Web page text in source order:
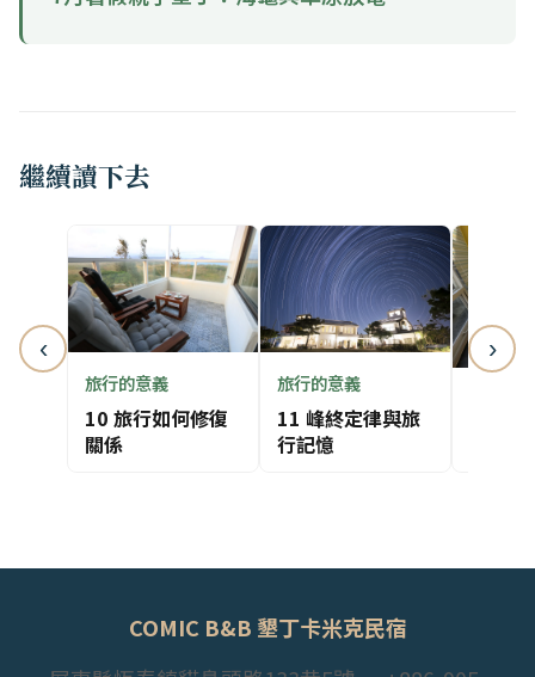
繼續讀下去
‹
旅行的意義
10 旅行如何修復
關係
旅行的意義
11 峰終定律與旅
行記憶
›
COMIC B&B 墾丁卡米克民宿